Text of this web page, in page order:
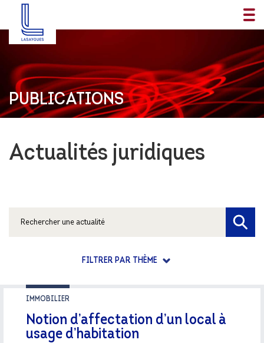
PUBLICATIONS
Actualités juridiques
FILTRER PAR THÈME
IMMOBILIER
Notion d’affectation d’un local à
usage d’habitation